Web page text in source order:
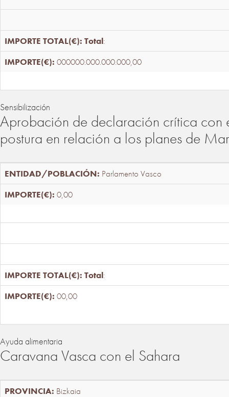
Total:
000000.000.000.000,00
Sensibilización
Aprobación de declaración crítica con
postura en relación a los planes de
Parlamento Vasco
0,00
Total:
00,00
Ayuda alimentaria
Caravana Vasca con el Sahara
Bizkaia